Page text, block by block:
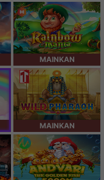
MAINKAN
MAINKAN